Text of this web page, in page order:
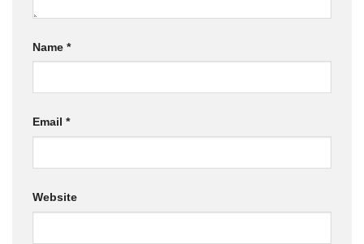
Name *
Email *
Website